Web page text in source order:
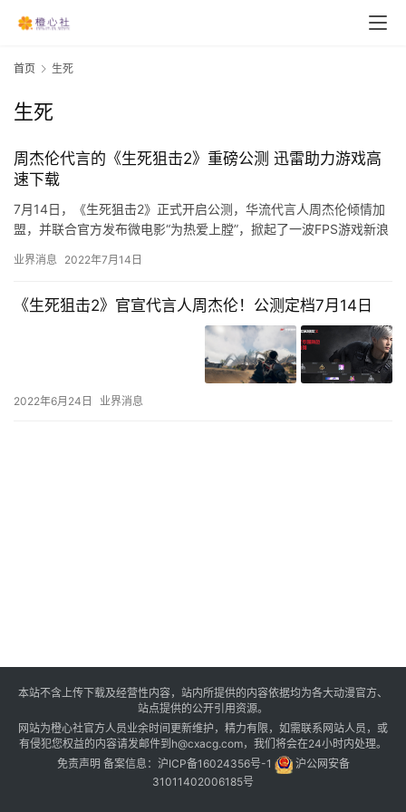
首页 生死
生死
周杰伦代言的《生死狙击2》重磅公测 迅雷助力游戏高
速下载
7月14日，《生死狙击2》正式开启公测，华流代言人周杰伦倾情加
盟，并联合官方发布微电影“为热爱上膛”，掀起了一波FPS游戏新浪
业界消息 2022年7月14日
《生死狙击2》官宣代言人周杰伦！公测定档7月14日
2022年6月24日 业界消息
本站不含上传下载及经营性内容，站内所提供的内容依据均为各大动漫官方、
站点提供的公开引用资源。
网站为橙心社官方人员业余时间更新维护，精力有限，如需联系网站人员，或
有侵犯您权益的内容请发邮件到h@cxacg.com，我们将会在24小时内处理。
免责声明 备案信息： 沪ICP备16024356号-1
沪公网安备
31011402006185号